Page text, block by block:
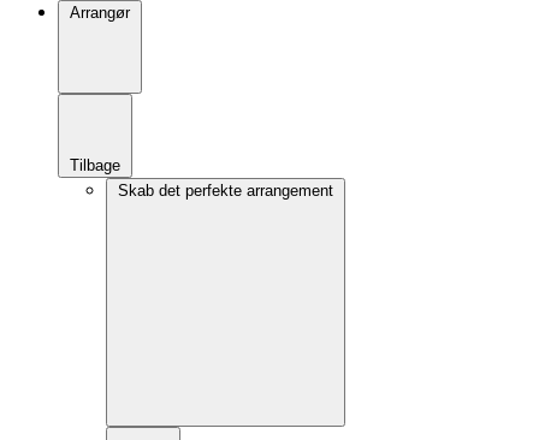
Arrangør
Tilbage
Skab det perfekte arrangement